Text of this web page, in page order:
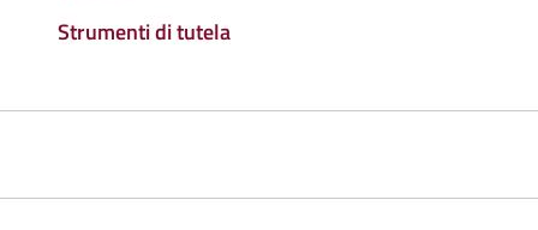
Strumenti di tutela